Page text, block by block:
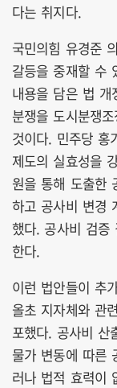
다는 취지다.
국민의힘 유경준
갈등을 중재할 수
내용을 담은 법 개
분쟁을 도시분쟁
것이다. 민주당 홍
제도의 실효성을
원을 통해 도출한
하고 공사비 변경
했다. 공사비 검증
한다.
이런 법안들이 추
올초 지자체와 관
포했다. 공사비 산
물가 변동에 따른
러나 법적 효력이